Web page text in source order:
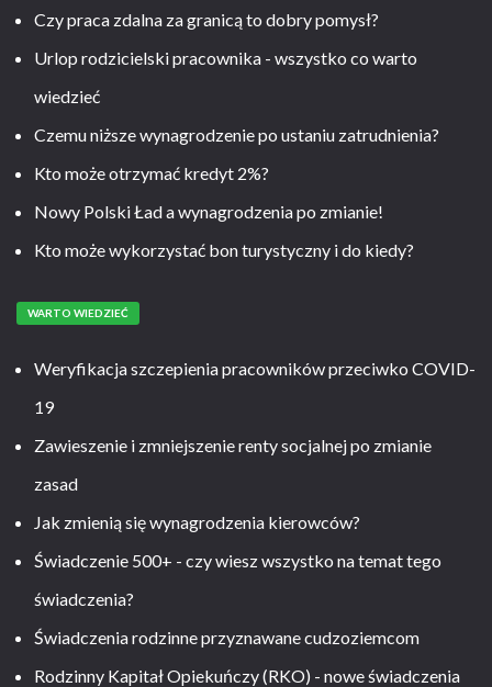
Czy praca zdalna za granicą to dobry pomysł?
Urlop rodzicielski pracownika - wszystko co warto
wiedzieć
Czemu niższe wynagrodzenie po ustaniu zatrudnienia?
Kto może otrzymać kredyt 2%?
Nowy Polski Ład a wynagrodzenia po zmianie!
Kto może wykorzystać bon turystyczny i do kiedy?
WARTO WIEDZIEĆ
Weryfikacja szczepienia pracowników przeciwko COVID-
19
Zawieszenie i zmniejszenie renty socjalnej po zmianie
zasad
Jak zmienią się wynagrodzenia kierowców?
Świadczenie 500+ - czy wiesz wszystko na temat tego
świadczenia?
Świadczenia rodzinne przyznawane cudzoziemcom
Rodzinny Kapitał Opiekuńczy (RKO) - nowe świadczenia